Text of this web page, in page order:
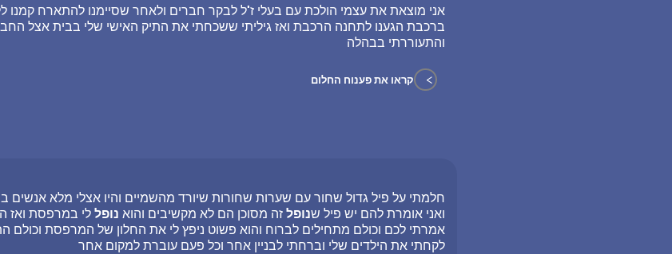
אני מוצאת את עצמי הולכת עם בעלי ז"ל לבקר חברים ולאחר שסיימנו להתארח קמנו
ברכבת הגענו לתחנה הרכבת ואז גיליתי ששכחתי את התיק האישי שלי בבית אצל
והתעוררתי בבהלה
> קראו את פענוח החלום
חלמתי על פיל גדול שחור עם שערות שחורות שיורד מהשמיים והיו אצלי מלא אנשים
ואני אומרת להם יש פיל שנופלזה מסוכן הם לא מקשיבים והוא נופללי במרפסת ואז
אמרתי לכם וכולם מתחילים לברוח והוא פשוט ניפץ לי את החלון של המרפסת וכולם
לקחתי את הילדים שלי וברחתי לבניין אחר וכל פעם עוברת למקום אחר